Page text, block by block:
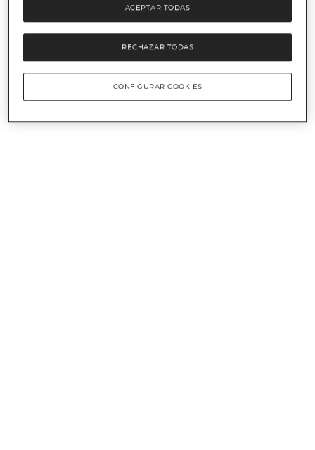
RECHAZAR TODAS
ACEPTAR TODAS
CONFIGURAR COOKIES